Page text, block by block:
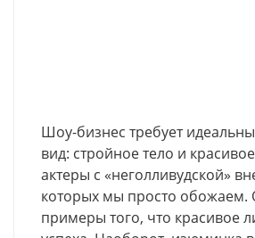
Шоу-бизнес требует
вид: стройное тело и
актеры с «неголливудской»
которых мы просто
примеры того, что красивое